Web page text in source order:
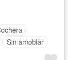
Sin amoblar